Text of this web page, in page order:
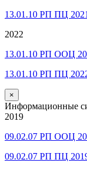
13.01.10 РП ПЦ 2021
2022
13.01.10 РП ООЦ
13.01.10 РП ПЦ
×
Информационные
2019
09.02.07 РП ООЦ
09.02.07 РП ПЦ